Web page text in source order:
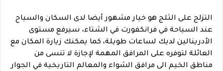
التزلج على الثلج هو خيار مشهور أيضا لدى السكان والسياح
عند السياحة في فرانكفورت في الشتاء، سيرفع مستوى
الأدرينالين لديك لساعات طويلة، كما يمكنك زيارة المكان مع
العائلة لتوفره على المرافق المهمة لإجازة لا تنسى من
مناطق الخيم الى مرافق الشواء والمعالم التاريخية في الجوار